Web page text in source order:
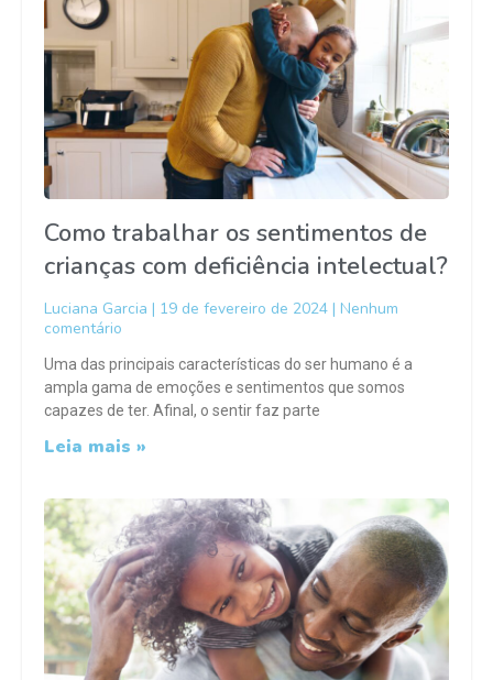
Como trabalhar os sentimentos de
crianças com deficiência intelectual?
Luciana Garcia 19 de fevereiro de 2024
Nenhum
comentário
Uma das principais características do ser humano é a
ampla gama de emoções e sentimentos que somos
capazes de ter. Afinal, o sentir faz parte
Leia mais »